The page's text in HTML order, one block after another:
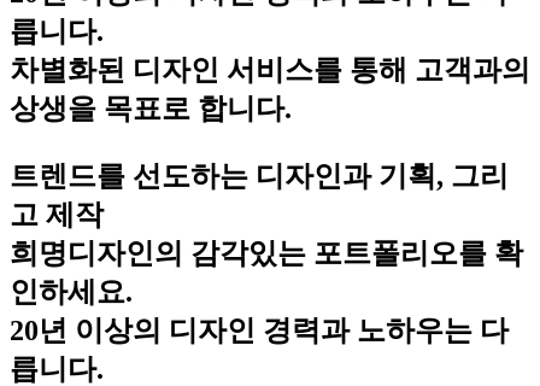
릅니다.
차별화된 디자인 서비스를 통해 고객과의
상생을 목표로 합니다.
트렌드를 선도하는 디자인과 기획, 그리
고 제작
희명디자인의 감각있는 포트폴리오를 확
인하세요.
20년 이상의 디자인 경력과 노하우는 다
릅니다.